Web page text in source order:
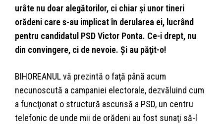
urâte nu doar alegătorilor, ci chiar şi unor tineri
orădeni care s-au implicat în derularea ei, lucrând
pentru candidatul PSD Victor Ponta. Ce-i drept, nu
din convingere, ci de nevoie. Şi au păţit-o!
BIHOREANUL vă prezintă o faţă până acum
necunoscută a campaniei electorale, dezvăluind cum
a funcţionat o structură ascunsă a PSD, un centru
telefonic de unde mii de orădeni au fost sunaţi să-l